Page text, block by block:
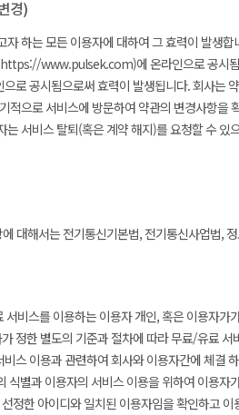
경)
자 하는 모든 이용자에 대하여 그 효력이 발생합
www.pulsek.com)에 온라인으로 공시
로 공시됨으로써 효력이 발생됩니다. 회사는
적으로 서비스에 방문하여 약관의 변경사항
는 서비스 탈퇴(혹은 계약 해지)를 요청할 수
대해서는 전기통신기본법, 전기통신사업법,
비스를 이용하는 이용자 개인, 혹은 이용자가
가 정한 별도의 기준과 절차에 따라 무료/유료
스 이용과 관련하여 회사와 이용자간에 체결
식별과 이용자의 서비스 이용을 위하여 이용
정한 아이디와 일치된 이용자임을 확인하고